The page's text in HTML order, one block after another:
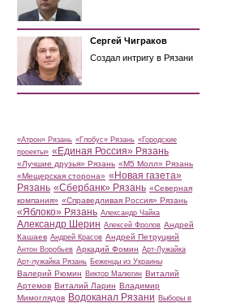
Сергей Чиграков
Создал интригу в Рязани
«Атрон» Рязань «Глобус» Рязань «Городские
проекты» «Единая Россия» Рязань
«Лучшие друзья» Рязань «М5 Молл» Рязань
«Мещерская сторона» «Новая газета»
Рязань «Сбербанк» Рязань «Северная
компания» «Справедливая Россия» Рязань
«Яблоко» Рязань Александр Чайка
Александр Шерин Алексей Фролов Андрей
Кашаев Андрей Красов Андрей Петруцкий
Антон Воробьев Аркадий Фомин Арт-Лужайка
Арт-лужайка Рязань Беженцы из Украины
Валерий Рюмин Виктор Малюгин Виталий
Артемов Виталий Ларин Владимир
Мимоглядов Водоканал Рязани Выборы в